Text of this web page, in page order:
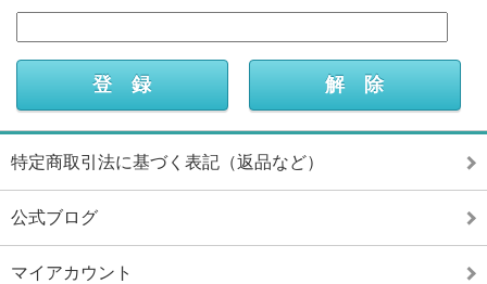
特定商取引法に基づく表記（返品など）
公式ブログ
マイアカウント